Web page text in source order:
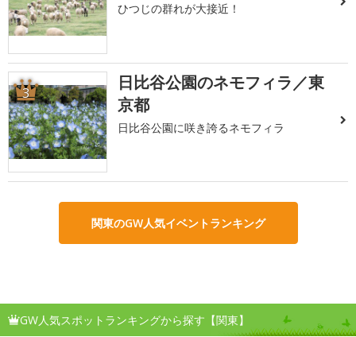
ひつじの群れが大接近！
3
日比谷公園のネモフィラ／東
京都
日比谷公園に咲き誇るネモフィラ
関東のGW人気イベントランキング
GW人気スポットランキングから探す【関東】